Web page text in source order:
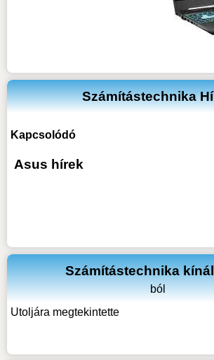
Számítástechnika
Kapcsolódó
Asus hírek
Számítástechnika
ból
Utoljára megtekintette